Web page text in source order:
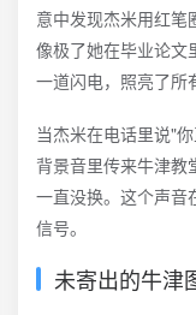
意中发现杰米用红
像极了她在毕业论文
一道闪电，照亮了所
当杰米在电话里说"
背景音里传来牛津
一直没换。这个声音
信号。
未寄出的牛津